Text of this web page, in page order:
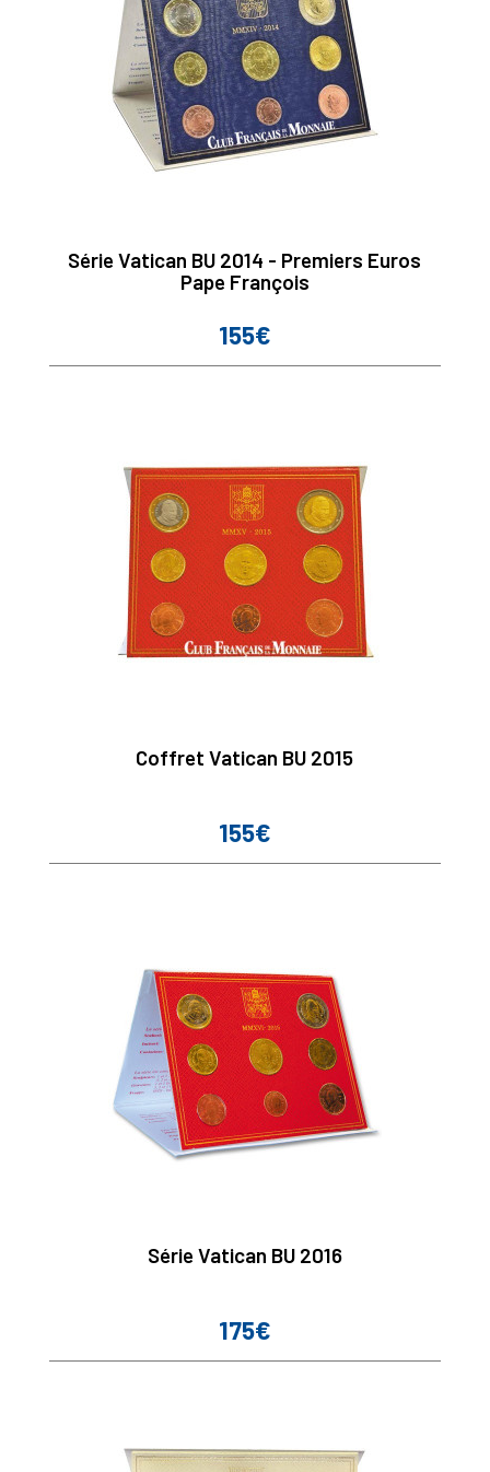
Série Vatican BU 2014 - Premiers Euros
Pape François
Prix
155€
Coffret Vatican BU 2015
Prix
155€
Série Vatican BU 2016
Prix
175€